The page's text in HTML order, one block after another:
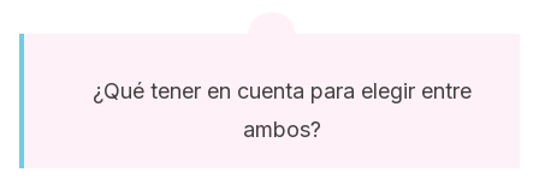
¿Qué tener en cuenta para elegir entre
ambos?